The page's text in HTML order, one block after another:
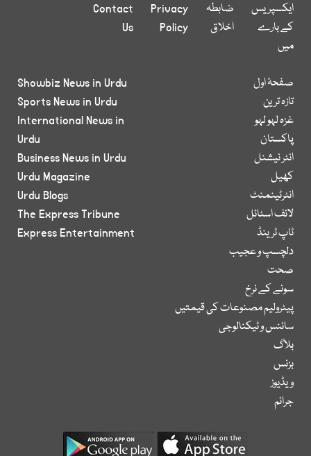
ایکسپریس
کے بارے
میں
ضابطہ
اخلاق
Privacy
Policy
Contact
Us
صفحۂ اول
تازہ ترین
غزہ لہو لہو
پاکستان
انٹر نیشنل
کھیل
انٹرٹینمنٹ
لائف اسٹائل
ٹاپ ٹرینڈ
دلچسپ و عجیب
صحت
سونے کے نرخ
پیٹرولیم مصنوعات کی قیمتیں
سائنس و ٹیکنالوجی
بلاگ
بزنس
ویڈیوز
جرائم
Showbiz News in Urdu
Sports News in Urdu
International News in
Urdu
Business News in Urdu
Urdu Magazine
Urdu Blogs
The Express Tribune
Express Entertainment